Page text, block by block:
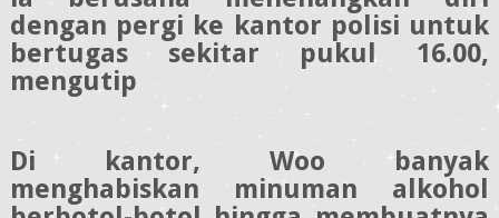
dengan pergi ke kantor polisi untuk
bertugas sekitar pukul 16.00,
mengutip
Di kantor, Woo banyak
menghabiskan minuman alkohol